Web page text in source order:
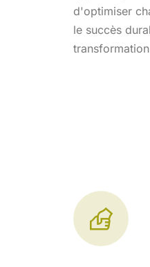
d'optimiser
le succès